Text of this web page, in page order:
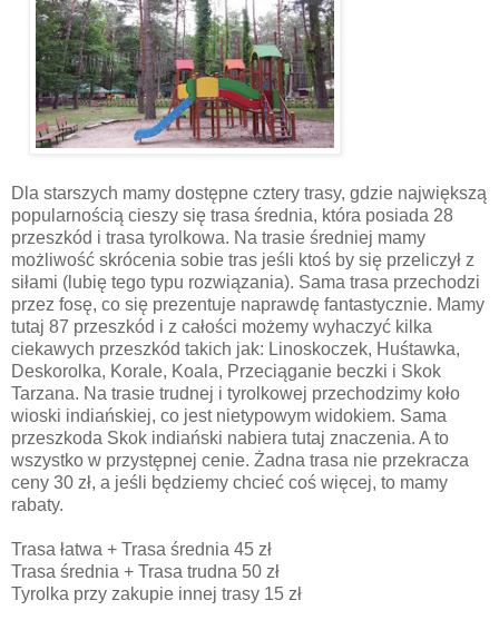
Dla starszych mamy dostępne cztery trasy, gdzie największą
popularnością cieszy się trasa średnia, która posiada 28
przeszkód i trasa tyrolkowa. Na trasie średniej mamy
możliwość skrócenia sobie tras jeśli ktoś by się przeliczył z
siłami (lubię tego typu rozwiązania). Sama trasa przechodzi
przez fosę, co się prezentuje naprawdę fantastycznie. Mamy
tutaj 87 przeszkód i z całości możemy wyhaczyć kilka
ciekawych przeszkód takich jak: Linoskoczek, Huśtawka,
Deskorolka, Korale, Koala, Przeciąganie beczki i Skok
Tarzana. Na trasie trudnej i tyrolkowej przechodzimy koło
wioski indiańskiej, co jest nietypowym widokiem. Sama
przeszkoda Skok indiański nabiera tutaj znaczenia. A to
wszystko w przystępnej cenie. Żadna trasa nie przekracza
ceny 30 zł, a jeśli będziemy chcieć coś więcej, to mamy
rabaty.
Trasa łatwa + Trasa średnia 45 zł
Trasa średnia + Trasa trudna 50 zł
Tyrolka przy zakupie innej trasy 15 zł